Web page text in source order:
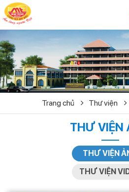
Trang chủ Thư viện
THƯ VIỆN
THƯ VIỆN
THƯ VIỆN